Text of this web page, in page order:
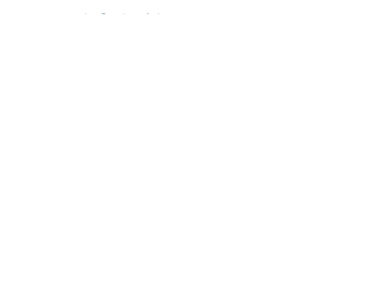
info@whitesaxevents.com